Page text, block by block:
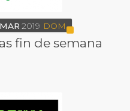
MAR 2019 DOM
fin de semana